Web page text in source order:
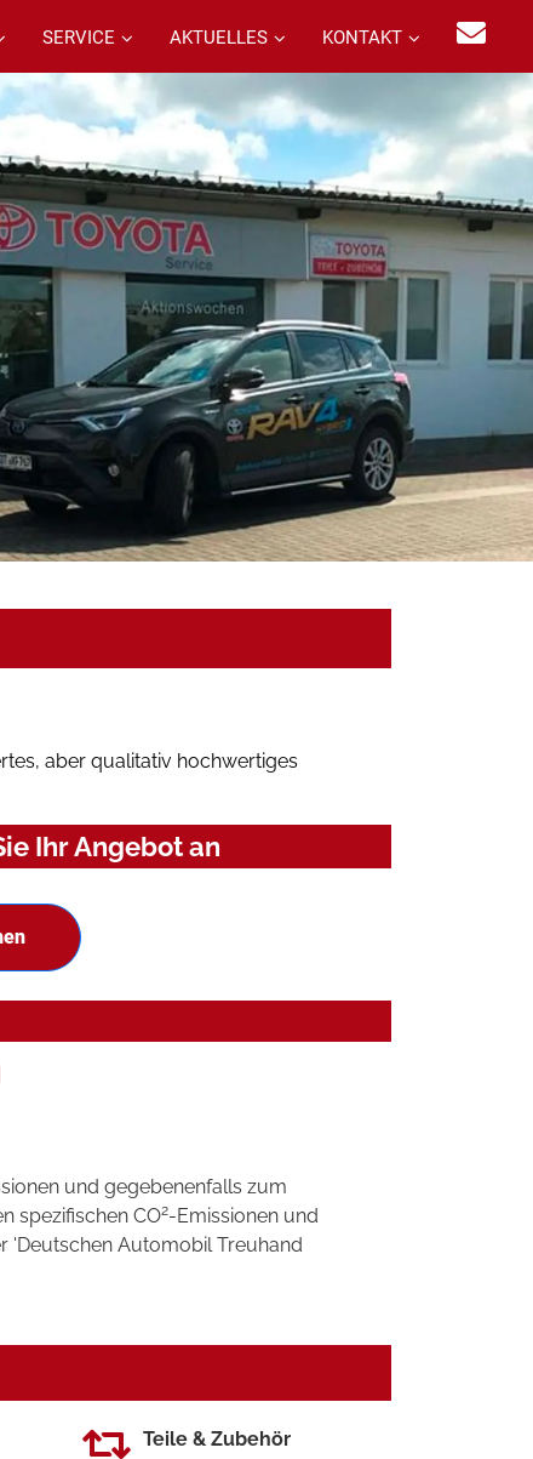
SERVICE AKTUELLES KONTAKT
aber qualitativ hochwertiges
Ihr Angebot an
und gegebenenfalls zum
spezifischen CO2-Emissionen und
'Deutschen Automobil Treuhand
Teile & Zubehör